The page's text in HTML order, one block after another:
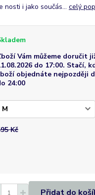
nosti i jako součás... celý
Vám můžeme doručit
do 17:00. Stačí,
objednáte nejpozději
24:00
Kč
Přidat do